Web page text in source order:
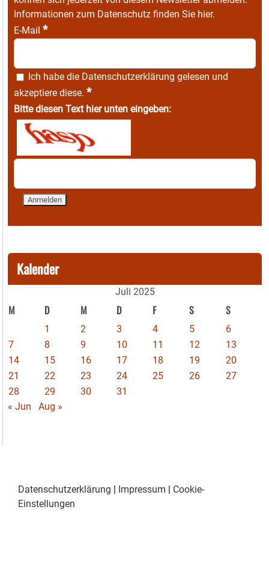
Informationen zum Datenschutz finden Sie hier.
E-Mail *
Ich habe die Datenschutzerklärung gelesen und
akzeptiere diese. *
Bitte diesen Text hier unten eingeben:
Kalender
Juli 2025
M D M D F S S
1 2 3 4 5
6
7
8 9 10 11 12
13
14
15 16 17 18 19
20
21
22 23 24 25 26
27
28
29 30
31
« Jun
Aug »
Datenschutzerklärung Impressum
Cookie-
Einstellungen